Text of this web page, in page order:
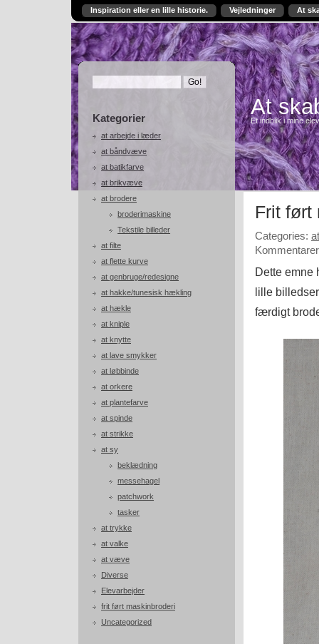
Inspiration eller en lille historie. Vejledninger At
Kategorier
at arbejde i læder
at båndvæve
at batikfarve
at brikvæve
at brodere
broderimaskine
Tekstile billeder
at filte
at flette kurve
at genbruge/redesigne
at hakke/tunesisk hækling
at hækle
at kniple
at knytte
at lave smykker
at løbbinde
at orkere
at plantefarve
at spinde
at strikke
at sy
beklædning
messehagel
patchwork
tasker
at trykke
at valke
at væve
Diverse
Elevarbejder
frit ført maskinbroderi
Uncategorized
At
Et indblik i mine
Frit ført
Categories:
Dette emne
lille
færdigt